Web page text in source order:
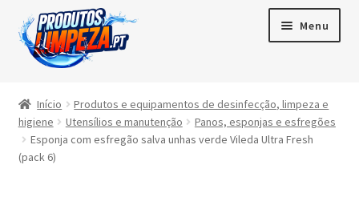
Menu
Produtos
Início
Produtos e equipamentos de desinfecção, limpeza e
higiene
Utensílios e manutenção
Panos, esponjas e esfregões
Esponja com esfregão salva unhas verde Vileda Ultra Fresh
(pack 6)